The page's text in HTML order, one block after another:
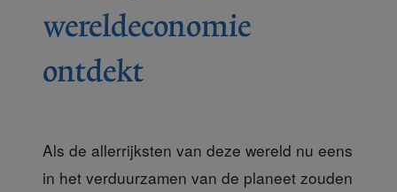
wereldeconomie
ontdekt
Als de allerrijksten van deze wereld nu eens
in het verduurzamen van de planeet zouden